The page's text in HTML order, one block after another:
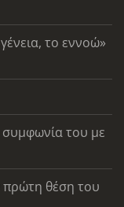
το εννοώ»
του με
πρώτη θέση του